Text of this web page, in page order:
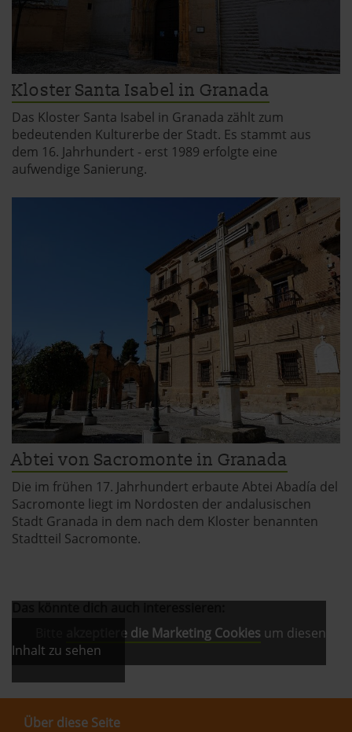
jederzeit abwählen. Weitere Hinweise zu den
verwendeten Verfahren und Begrifflichkeiten (z.B.
»Cookies«, »Marketing« und »Statistik«) erhältst du in
der Datenschutzerklärung.
Datenschutzerklärung| Impressum
Kloster Santa Isabel in Granada
Das Kloster Santa Isabel in Granada zählt zum
bedeutenden Kulturerbe der Stadt. Es stammt aus
dem 16. Jahrhundert - erst 1989 erfolgte eine
aufwendige Sanierung.
Abtei von Sacromonte in Granada
Die im frühen 17. Jahrhundert erbaute Abtei Abadía del
Sacromonte liegt im Nordosten der andalusischen
Stadt Granada in dem nach dem Kloster benannten
Stadtteil Sacromonte.
akzeptiere die Marketing Cookies um diesen
Inhalt zu sehen
Über diese Seite